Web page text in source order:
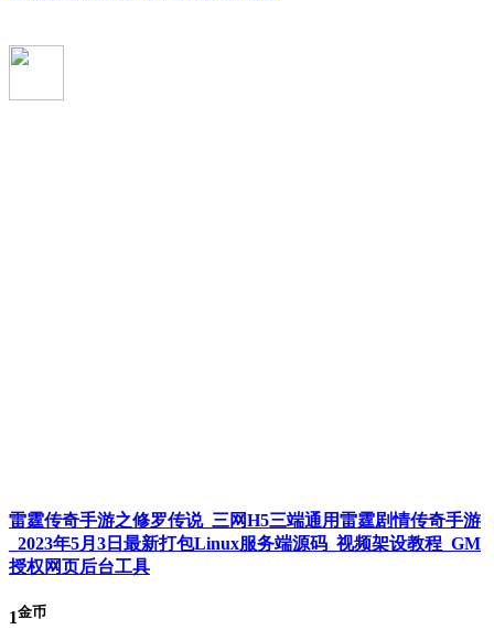
雷霆传奇手游之修罗传说_三网H5三端通用雷霆剧情传奇手游
_2023年5月3日最新打包Linux服务端源码_视频架设教程_GM
授权网页后台工具
1金币